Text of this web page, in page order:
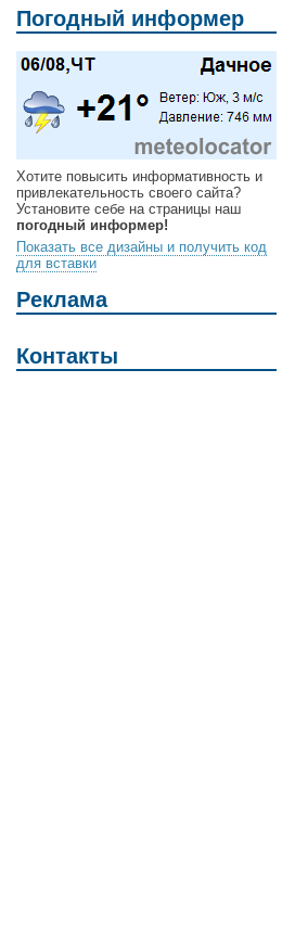
Погодный информер
Хотите повысить информативность и
привлекательность своего сайта?
Установите себе на страницы наш
погодный информер!
Показать все дизайны и получить код
для вставки
Реклама
Контакты